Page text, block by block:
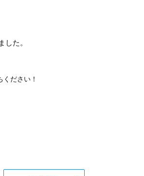
た。
ださい！